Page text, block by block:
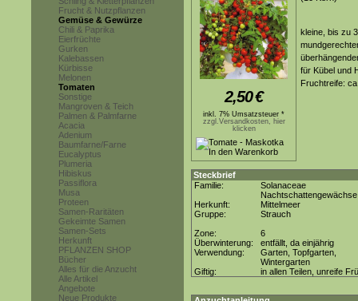
Frucht & Nutzpflanzen
Gemüse & Gewürze
Chili & Paprika
Eierfrüchte
Gurken
Kalebassen
Kürbisse
Melonen
Tomaten
Sonstige
Mangroven & Teich
Palmen & Palmfarne
Acacia
Adenium
Baumfarne/Farne
Eucalyptus
Plumeria
Hibiskus
Passiflora
Musa
Proteen
Samen-Raritäten
Gekeimte Samen
Samen-Sets
Herkunft
PFLANZEN SHOP
Bücher
Alles für die Anzucht
Alle Artikel
Angebote
Neue Produkte
2,50€
inkl. 7% Umsatzsteuer *
zzgl.Versandkosten, hier
klicken
kleine, bis zu
für Kübel und
Fruchtreife:
Steckbrief
Familie:
Solanaceae
Nachtschattengewächse
Herkunft:
Mittelmeer
Gruppe:
Strauch
Zone:
6
Überwinterung:
entfällt, da einjährig
Verwendung:
Garten, Topfgarten,
Wintergarten
Giftig:
in allen Teilen, unreife